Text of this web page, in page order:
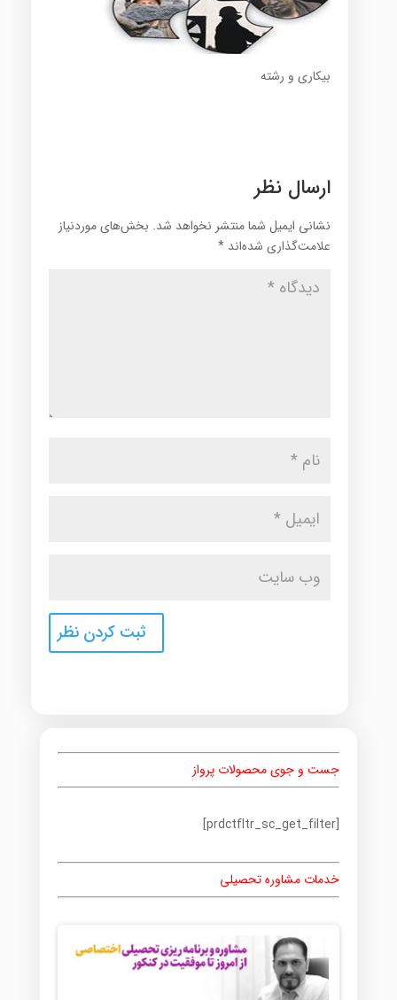
بیکاری و رشته
ارسال نظر
نشانی ایمیل شما منتشر نخواهد شد. بخش‌های موردنیاز
علامت‌گذاری شده‌اند *
جست و جوی محصولات پرواز
[prdctfltr_sc_get_filter]
خدمات مشاوره تحصیلی